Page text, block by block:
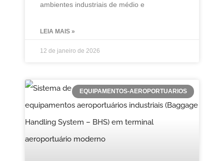
ambientes industriais de médio e
LEIA MAIS »
12 de janeiro de 2026
EQUIPAMENTOS-AEROPORTUARIOS